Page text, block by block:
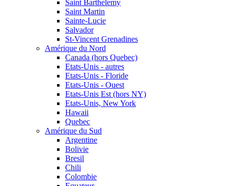
Saint Barthelemy
Saint Martin
Sainte-Lucie
Salvador
St-Vincent Grenadines
Amérique du Nord
Canada (hors Quebec)
Etats-Unis - autres
Etats-Unis - Floride
Etats-Unis - Ouest
Etats-Unis Est (hors NY)
Etats-Unis, New York
Hawaii
Quebec
Amérique du Sud
Argentine
Bolivie
Bresil
Chili
Colombie